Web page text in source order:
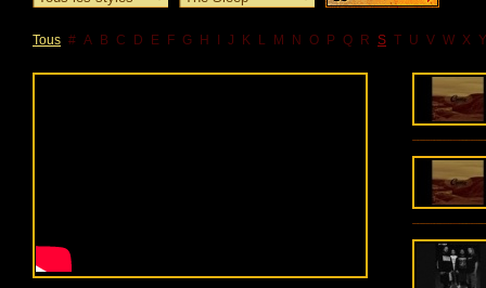
Tous # A B C D E F G H J K L M N O P Q R S T U V W X Y